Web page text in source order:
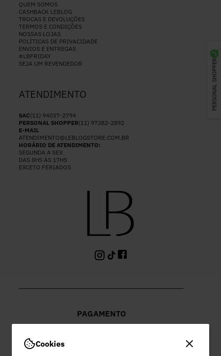
Cookies
PERSONAL SHOPPER
QUEM SOMOS
CASHBACK LEBLOG
TROCAS E DEVOLUÇÕES
TERMOS E CONDIÇÕES
NOSSAS LOJAS
POLÍTICAS DE PRIVACIDADE
ENVIOS E ENTREGAS
#LBFRIDAY
SEJA UM REVENDEDOR
ATENDIMENTO
SAC(11) 94037-2794
PERSONAL SHOPPER(11) 97282-2892
E-MAIL
ATENDIMENTO@LEBLOGSTORE.COM.BR
HORÁRIO DE ATENDIMENTO:
SEGUNDA A SEX
DAS 8HS ÀS 17HS
EXCETO FERIADOS
PAGAMENTO